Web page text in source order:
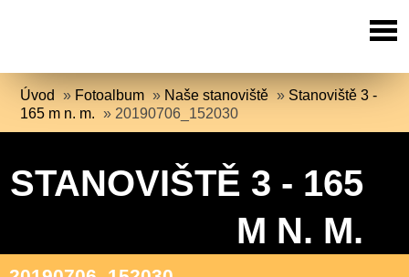
Úvod » Fotoalbum » Naše stanoviště » Stanoviště 3 -
165 m n. m. » 20190706_152030
STANOVIŠTĚ 3 - 165
M N. M.